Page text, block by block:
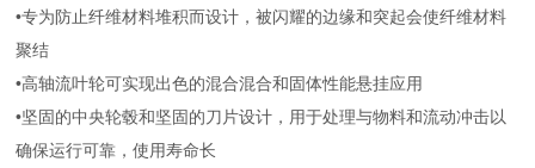
•专为防止纤维材料堆积而设计，被闪耀的边缘和突起会使纤维材料
聚结
•高轴流叶轮可实现出色的混合混合和固体性能悬挂应用
•坚固的中央轮毂和坚固的刀片设计，用于处理与物料和流动冲击以
确保运行可靠，使用寿命长